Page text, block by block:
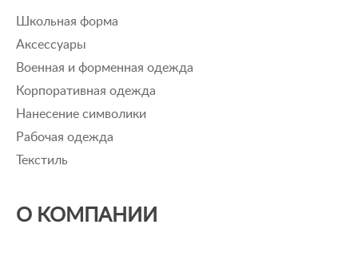
Школьная форма
Аксессуары
Военная и форменная одежда
Корпоративная одежда
Нанесение символики
Рабочая одежда
Текстиль
О КОМПАНИИ